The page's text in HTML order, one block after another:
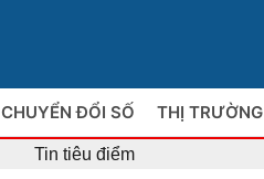
CHUYỂN ĐỔI SỐ THỊ TRƯỜNG
Tin tiêu điểm